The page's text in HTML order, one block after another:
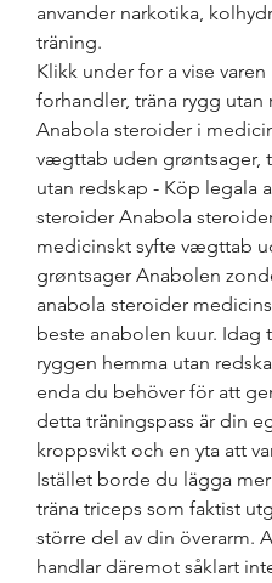
anvander narkotika,
träning.
Klikk under for a vise varen
forhandler, träna rygg utan
Anabola steroider i
vægttab uden grøntsager,
utan redskap - Köp legala
steroider Anabola
medicinskt syfte vægttab
grøntsager Anabolen
anabola steroider
beste anabolen kuur. Idag
ryggen hemma utan
enda du behöver för att
detta träningspass är din
kroppsvikt och en yta att
Istället borde du lägga
träna triceps som faktist
större del av din överarm.
handlar däremot såklart